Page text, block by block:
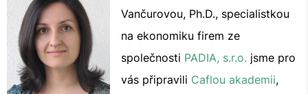
Vančurovou, Ph.D., specialistkou
na ekonomiku firem ze
společnosti PADIA, s.r.o. jsme pro
vás připravili Caflou akademii,